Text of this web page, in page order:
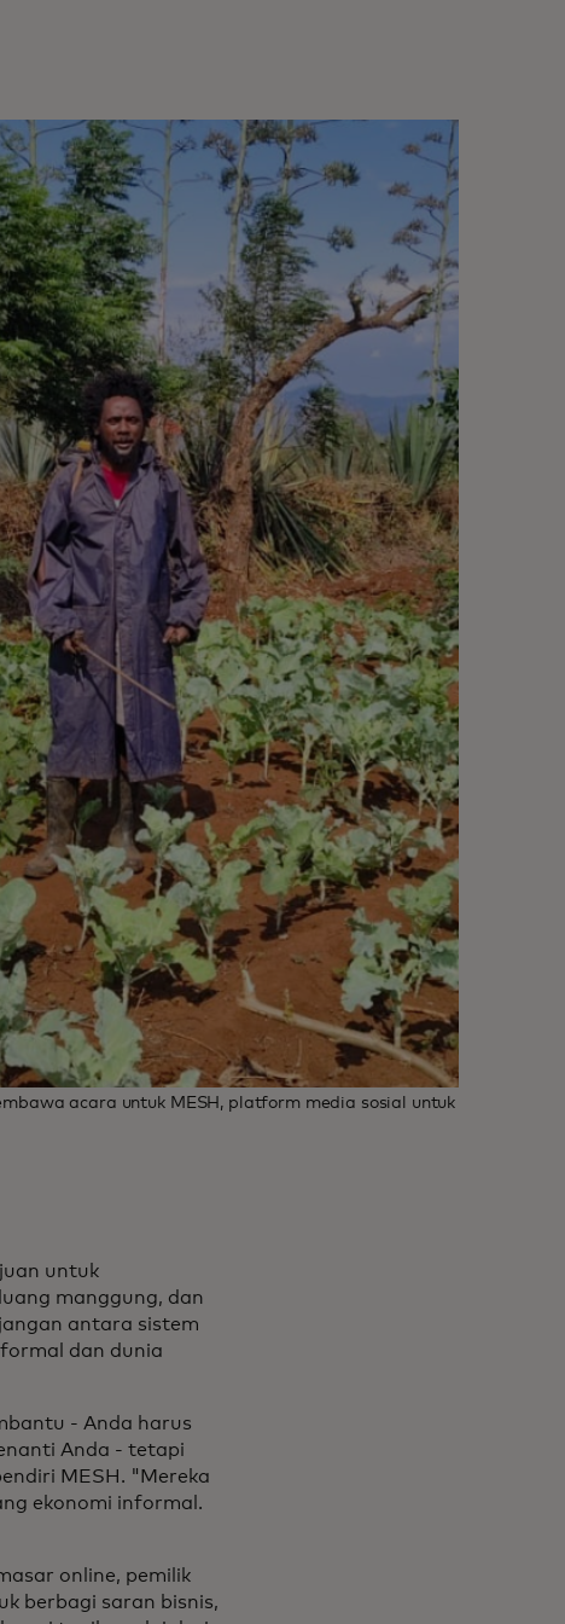
acara untuk MESH, platform media sosial untuk
untuk
manggung, dan
antara sistem
dan dunia
- Anda harus
Anda - tetapi
MESH. "Mereka
ekonomi informal.
online, pemilik
berbagi saran bisnis,